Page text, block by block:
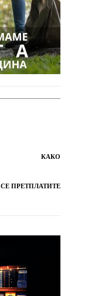
КАКО
СЕ ПРЕТПЛАТИТЕ